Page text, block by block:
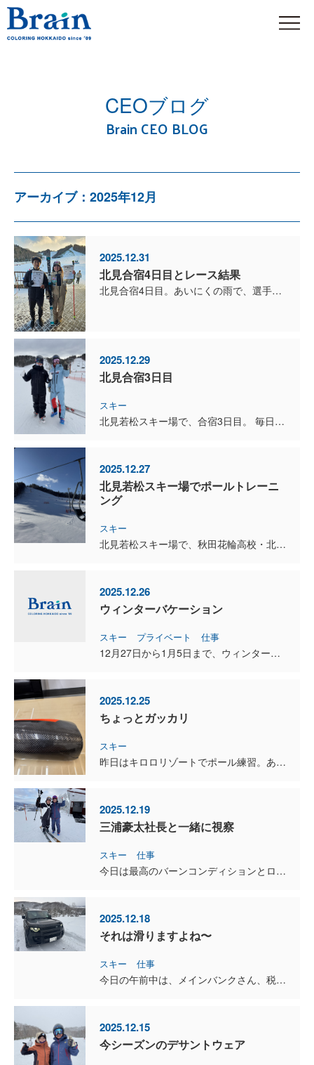
CEOブログ
Brain CEO BLOG
アーカイブ：2025年12月
2025.12.31
北見合宿4日目とレース結果
北見合宿4日目。あいにくの雨で、選手も多く、バーンはかなり荒れたコンディションでした。 安全を最優先し、この日の滑走は3本のみ。角付けでのポジションを意識し、無理をしない判断を徹底。 本数は少なか...
2025.12.29
北見合宿3日目
スキー
北見若松スキー場で、合宿3日目。 毎日角付けをしっかりしないとズレてしまうメチャ硬いアイスバーンですが、鈴木聡一郎コーチからは、「もっと雪面をえぐって、捻りこめ」とアドバイス。 滑り込んで硬いバー...
2025.12.27
北見若松スキー場でポールトレーニ
ング
スキー
北見若松スキー場で、秋田花輪高校・北見工業大学との合同ポールトレーニングに参加してきました。 バーンがかなり硬く、最初はなかなか上手く対応できず苦戦。6本ポール滑りましたが、本数を重ねるうちにか...
2025.12.26
ウィンターバケーション
スキー プライベート 仕事
12月27日から1月5日まで、ウィンターバケーションに入ります。 この時期は一年を振り返り、カラダと気持ちを整え、次の一年に向けて準備をする、そんな大切な時間です。 ま...
2025.12.25
ちょっとガッカリ
スキー
昨日はキロロリゾートでポール練習。あいにくの雨でしたが、荒れたバーンをしっかりと滑り込み、実戦を意識した練習になりました。 今回初めて使用した、ONE WAYのカーボンアームガード。数本滑ったあと、...
2025.12.19
三浦豪太社長と一緒に視察
スキー 仕事
今日は最高のバーンコンディションとロケーションの中、北海道グローバルの三浦豪太社長と一緒に、カムイリンクスの視察でした。 ゴンドラに乗ってミーティング、リフトに乗りながらミーティング。...
2025.12.18
それは滑りますよね〜
スキー 仕事
今日の午前中は、メインバンクさん、税理士さんとの打ち合わせでした。 年末を前に、現状の確認と来年度の数字についての打ち合わせをしましたが、順調に推移していてひと安心。 午後からは旭川へ移動し、カム...
2025.12.15
今シーズンのデサントウェア